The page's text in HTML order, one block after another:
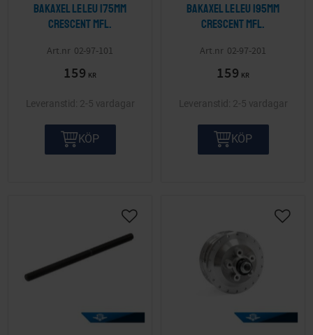
Bakaxel Leleu 175mm
Crescent mfl.
02-97-101
159 KR
2-5 vardagar
KÖP
Bakaxel Leleu 195mm
Crescent mfl.
02-97-201
159 KR
2-5 vardagar
KÖP
Lägg till i önskelista Lägg